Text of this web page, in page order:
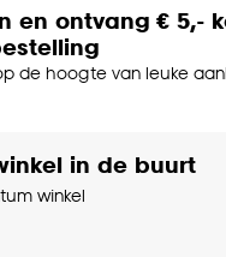
en ontvang € 5,-
de hoogte van leuke
in de buurt
winkel